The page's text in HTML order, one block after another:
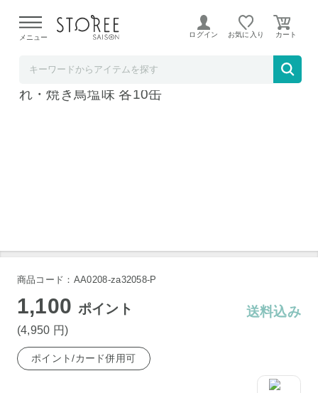
よる配送遅延が発生しております。
メニュー ログイン お気に入り
焼き鳥缶詰2種バラエティセット 焼き鳥た
れ・焼き鳥塩味 各10缶
商品コード：AA0208-za32058-P
1,100 ポイント
(4,950 円)
送料込み
ポイント/カード併用可